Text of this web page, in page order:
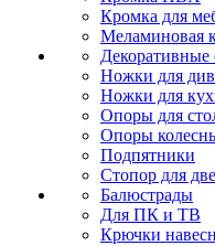
Кромка для
Меламиновая
Ножки для
Ножки для
Опоры для
Опоры
Подпятники
Стопор для
Балюстрады
Для ПК и ТВ
Крючки